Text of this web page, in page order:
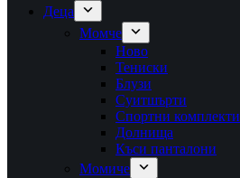
Деца
Момче
Ново
Тениски
Блузи
Суитшърти
Спортни комплекти
Долнища
Къси панталони
Момиче